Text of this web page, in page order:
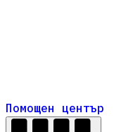
Помощен център
Помощен център